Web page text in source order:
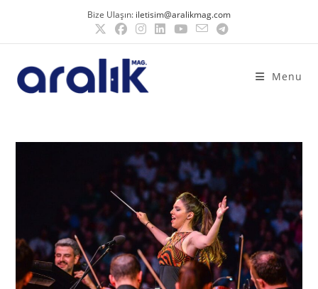
Bize Ulaşın: iletisim@aralikmag.com
Menu